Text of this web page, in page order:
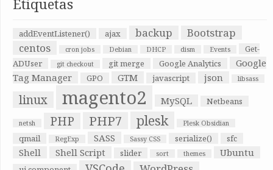
Etiquetas
addEventListener() ajax backup
Bootstrap
centos
cron jobs Debian DHCP dism Events
Get-
ADUser
git checkout git merge Google Analytics
Google
Tag Manager
GPO GTM javascript json libsass
linux magento2 MySQL Netbeans
netsh PHP PHP7 plesk Plesk Obsidian
qmail RegExp SASS Sassy CSS serialize() sfc
Shell Shell Script slider sort themes Ubuntu